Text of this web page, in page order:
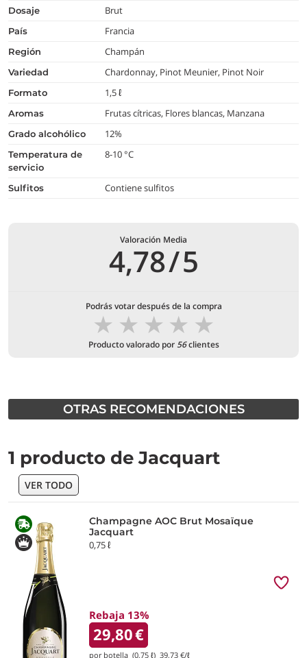
dosaje Brut
país Francia
región Champán
variedad Chardonnay, Pinot Meunier, Pinot Noir
formato 1,5 ℓ
aromas Frutas cítricas, Flores blancas, Manzana
grado alcohólico 12%
temperatura de
servicio
8-10 °C
Sulfitos Contiene sulfitos
Valoración Media
4,78/5
Podrás votar después de la compra
★
★
★
★
★
Producto valorado por 56clientes
OTRAS RECOMENDACIONES
1 producto de Jacquart
VER TODO
Champagne AOC Brut Mosaïque
Jacquart
0,75 ℓ
Rebaja 13%
29,80€
por botella (0,75 ℓ) 39,73 €/ℓ